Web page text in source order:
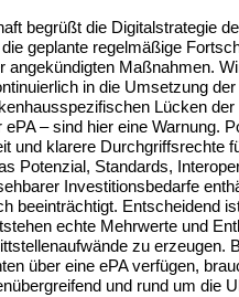
begrüßt die Digitalstrategie
geplante regelmäßige
angekündigten Maßnahmen.
in die Umsetzung der
Lücken der
– sind hier eine Warnung.
und klarere Durchgriffsrechte
Potenzial, Standards,
Investitionsbedarfe
beeinträchtigt. Entscheidend
echte Mehrwerte und
zu erzeugen.
über eine ePA verfügen,
und rund um die